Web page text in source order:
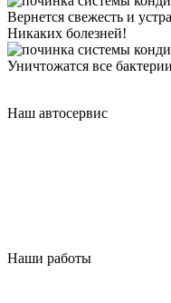
Вернется свежесть и
Никаких болезней!
Уничтожатся все
Наш автосервис
Наши работы